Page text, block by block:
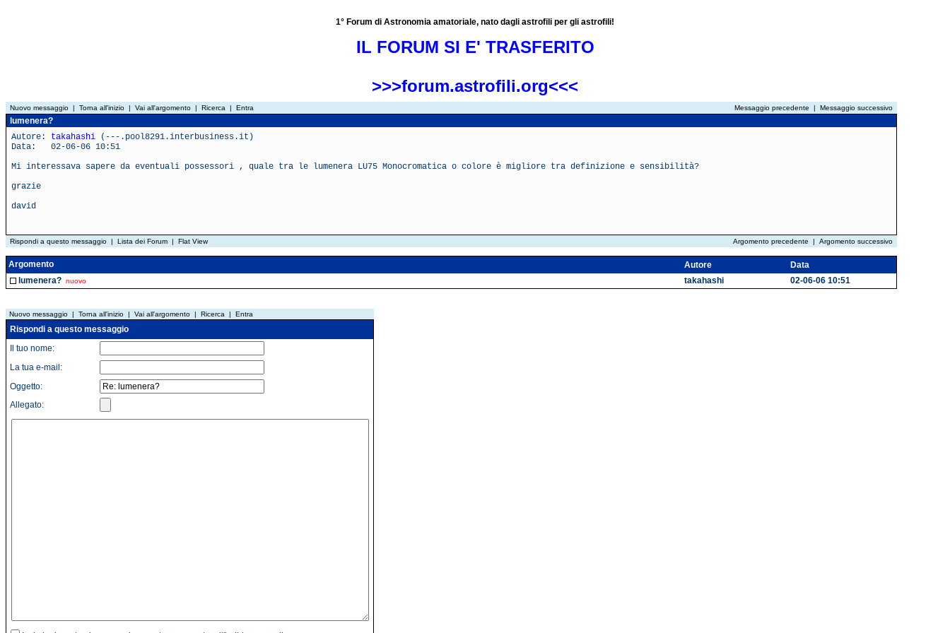
1° Forum di Astronomia amatoriale, nato dagli astrofili per gli astrofili!
IL FORUM SI E' TRASFERITO
>>>forum.astrofili.org<<<
Nuovo messaggio | Torna all'inizio | Vai all'argomento | Ricerca | Entra Messaggio precedente | Messaggio successivo
lumenera?
Autore: takahashi (---.pool8291.interbusiness.it)
Data: 02-06-06 10:51
Mi interessava sapere da eventuali possessori , quale tra le lumenera LU75 Monocromatica o colore è migliore tra definizione e sensibilità?
grazie
david
Rispondi a questo messaggio | Lista dei Forum | Flat View Argomento precedente | Argomento successivo
Argomento Autore
Data
lumenera? nuovo takahashi 02-06-06 10:51
Nuovo messaggio | Torna all'inizio | Vai all'argomento | Ricerca | Entra
Rispondi a questo messaggio
Il tuo nome:
La tua e-mail:
Oggetto:
Allegato: